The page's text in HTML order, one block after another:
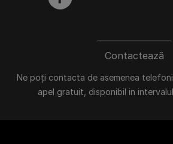
Contactează
Ne poți contacta de asemenea
apel gratuit, disponibil in
facebook